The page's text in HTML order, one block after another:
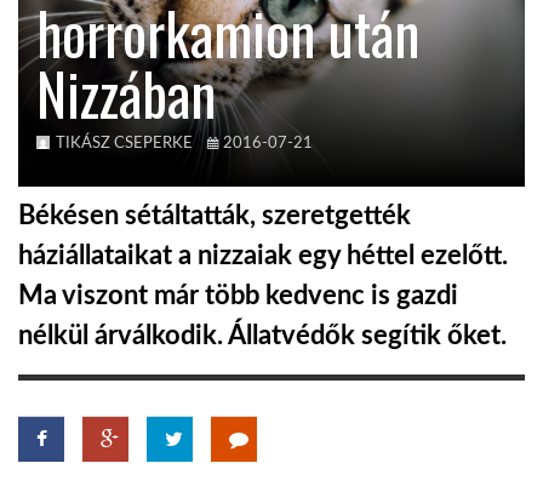
AFRIKA TUDÁSTÁR
A NAP SZÉPE
LINKTR.EE
GLOBOZSARU
DOBRAVERO.HU
horrorkamion után
Nizzában
TIKÁSZ CSEPERKE 2016-07-21
Békésen sétáltatták, szeretgették
háziállataikat a nizzaiak egy héttel ezelőtt.
Ma viszont már több kedvenc is gazdi
nélkül árválkodik. Állatvédők segítik őket.